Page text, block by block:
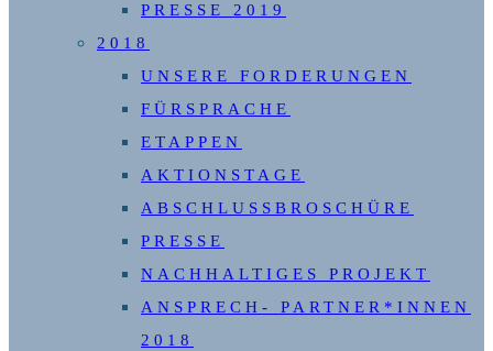
PRESSE 2019
2018
UNSERE FORDERUNGEN
FÜRSPRACHE
ETAPPEN
AKTIONSTAGE
ABSCHLUSSBROSCHÜRE
PRESSE
NACHHALTIGES PROJEKT
ANSPRECH- PARTNER*INNEN
2018